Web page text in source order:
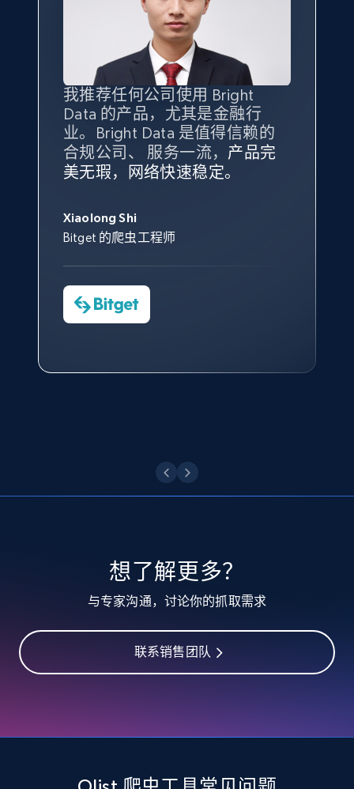
ID, User posted, Name, Description, Date
posted, Photos, URL, Quoted post, and more.
10.4K+ 1.2K+ 注册使用
X (formerly Twitter) - Posts - Collecting
Twitter posts URLs
posted, Photos, URL, Quoted post, and more.
10.4K+ 1.2K+
posts by array of profiles
engagement rate, Comment engagement rate,
Like engagement rate, Bio link, Predicted lang,
and more.
963+
and country
engagement rate, Comment engagement rate,
我推荐任何公司使用 Bright
Data 的产品，尤其是金融行
业。Bright Data 是值得信赖的
合规公司、 服务一流， 产品完
美无瑕，网络快速稳定。
Xiaolong Shi
Bitget 的爬虫工程师
Bright Data 拥有自有代理基础
设施，助您持续获取网络数据。
帮助您轻松绕过烦人的验证码
（CAPTCHA）。
数据科学专家
根据我的使用体验，Bright Data
的服务价值不可估量。Bright
共网络数据以满足需求，并通过
其支持团队和开发团队，让我们
Charmagne Cruz
—— Shopee Philippines Inc. 报告与分析、
最重要的是拥有质量 最好、
最多的数据，而这正是 Bright
Data 和 tgndata 发挥作用的地
方。
tgndata 的首席执行官 (CEO)
我们对 Bright Data 的可靠性印
象深刻，对整体服务也非常满
沟通，他的协助对我们非常有帮
助。
Convert Group 的 CTO
我们对与 Bright Data 的合作感
到非常满意。各方面都很不错，
服务和支持团队也非常认可。
想了解更多？
与专家沟通，讨论你的抓取需求
联系销售团队